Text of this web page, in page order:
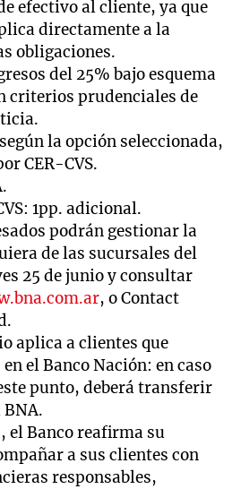
efectivo al cliente, ya que
directamente a la
obligaciones.
del 25% bajo esquema
criterios prudenciales de
la opción seleccionada,
CER-CVS.
1pp. adicional.
podrán gestionar la
de las sucursales del
25 de junio y consultar
, o Contact
aplica a clientes que
el Banco Nación: en caso
punto, deberá transferir
el Banco reafirma su
a sus clientes con
responsables,